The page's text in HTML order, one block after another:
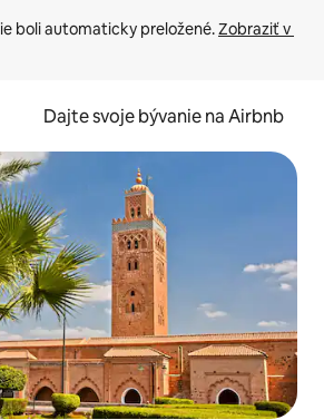
boli automaticky preložené. Zobraziť v
Dajte svoje bývanie na Airbnb